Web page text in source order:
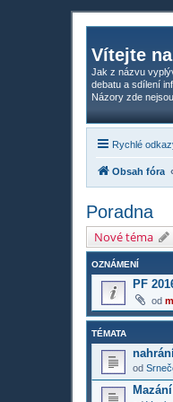
Vítejte
Jak z názvu
debatu a sdílení
Názory zde
Rychlé
Obsah fóra
Poradna
Nové téma
OZNÁMENÍ
PF
od
TÉMATA
od